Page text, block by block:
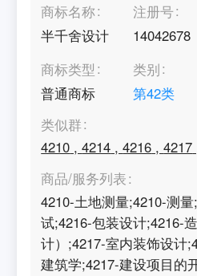
商标名称
半千舍设计
注册号
14042678
商标类型
普通商标
类别
第42类
类似群
4210 ,4214 ,4216 ,4217
商品/服务列表
4210-土地测量;4210-测
试;4216-包装设计;4216-
计）;4217-室内装饰设计
建筑学;4217-建设项目的